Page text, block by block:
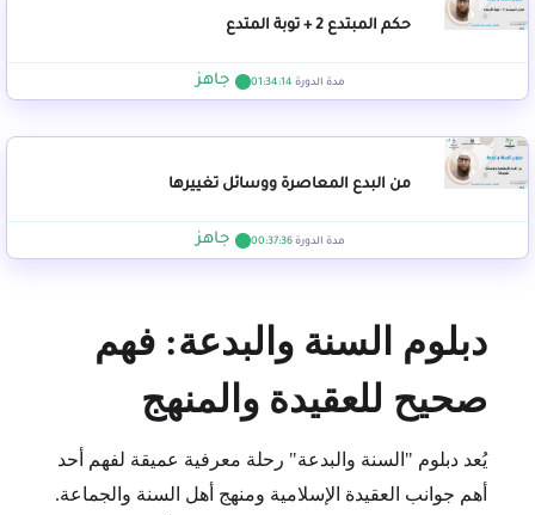
حكم المبتدع 2 + توبة المتدع
مدة الدورة 01:34:14 جاهز
من البدع المعاصرة ووسائل تغييرها
مدة الدورة 00:37:36 جاهز
دبلوم السنة والبدعة: فهم
صحيح للعقيدة والمنهج
يُعد دبلوم "السنة والبدعة" رحلة معرفية عميقة لفهم أحد
أهم جوانب العقيدة الإسلامية ومنهج أهل السنة والجماعة.